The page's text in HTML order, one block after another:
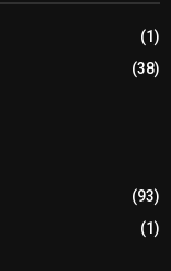
(1)
(38)
(93)
(1)